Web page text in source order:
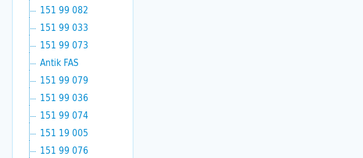
151 99 082
151 99 033
151 99 073
Antik FAS
151 99 079
151 99 036
151 99 074
151 19 005
151 99 076